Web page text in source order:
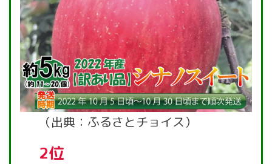
（出典：ふるさとチョイス）
2位